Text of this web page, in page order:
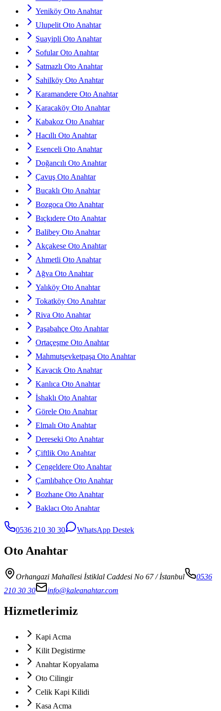
Yeniköy Oto Anahtar
Ulupelit Oto Anahtar
Şuayipli Oto Anahtar
Sofular Oto Anahtar
Satmazlı Oto Anahtar
Sahilköy Oto Anahtar
Karamandere Oto Anahtar
Karacaköy Oto Anahtar
Kabakoz Oto Anahtar
Hacıllı Oto Anahtar
Esenceli Oto Anahtar
Doğancılı Oto Anahtar
Çavuş Oto Anahtar
Bucaklı Oto Anahtar
Bozgoca Oto Anahtar
Bıçkıdere Oto Anahtar
Balibey Oto Anahtar
Akçakese Oto Anahtar
Ahmetli Oto Anahtar
Ağva Oto Anahtar
Yalıköy Oto Anahtar
Tokatköy Oto Anahtar
Riva Oto Anahtar
Paşabahçe Oto Anahtar
Ortaçeşme Oto Anahtar
Mahmutşevketpaşa Oto Anahtar
Kavacık Oto Anahtar
Kanlıca Oto Anahtar
İshaklı Oto Anahtar
Görele Oto Anahtar
Elmalı Oto Anahtar
Dereseki Oto Anahtar
Çiftlik Oto Anahtar
Çengeldere Oto Anahtar
Çamlıbahçe Oto Anahtar
Bozhane Oto Anahtar
Baklacı Oto Anahtar
0536 210 30 30 WhatsApp Destek
Oto Anahtar
Orhangazi Mahallesi İstiklal Caddesi No 67/ İstanbul
0536
210 30 30
info@kaleanahtar.com
Hizmetlerimiz
Kapi Acma
Kilit Degistirme
Anahtar Kopyalama
Oto Cilingir
Celik Kapi Kilidi
Kasa Acma